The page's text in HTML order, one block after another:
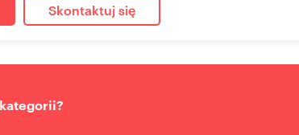
Skontaktuj się